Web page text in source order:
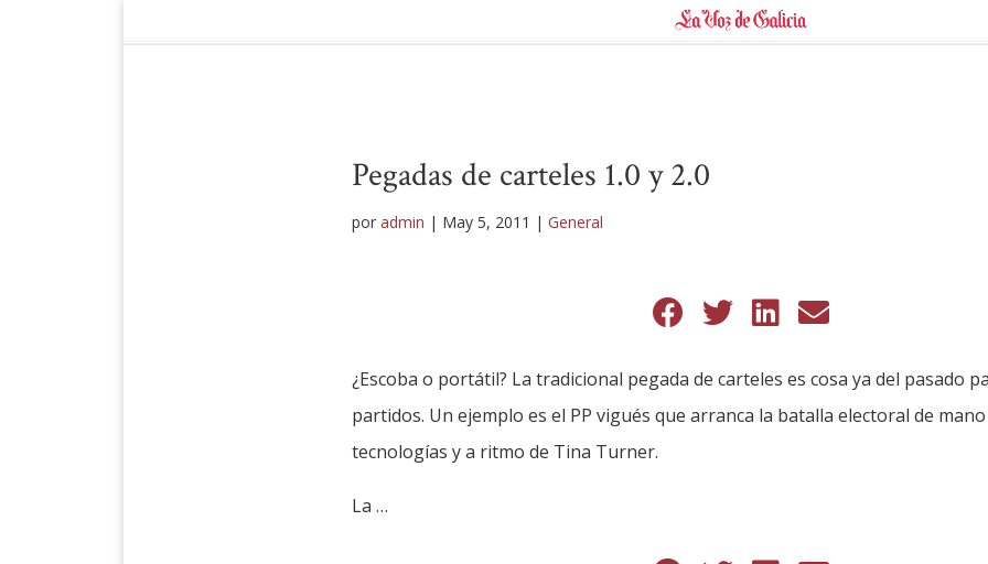
Pegadas de carteles 1.0 y 2.0
poradmin | May 5, 2011 |General
¿Escoba o portátil? La tradicional pegada de carteles es cosa ya del pasado
partidos. Un ejemplo es el PP vigués que arranca la batalla electoral de
tecnologías y a ritmo de Tina Turner.
La …